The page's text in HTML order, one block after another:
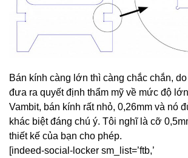
Bán kính càng lớn thì càng chắc chắn,
đưa ra quyết định thẩm mỹ về mức độ
Vambit, bán kính rất nhỏ, 0,26mm và nó
khác biệt đáng chú ý. Tôi nghĩ là cỡ
thiết kế của bạn cho phép.
[indeed-social-locker sm_list=’ftb,’